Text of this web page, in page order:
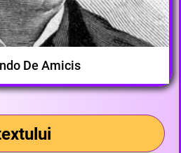
De Amicis